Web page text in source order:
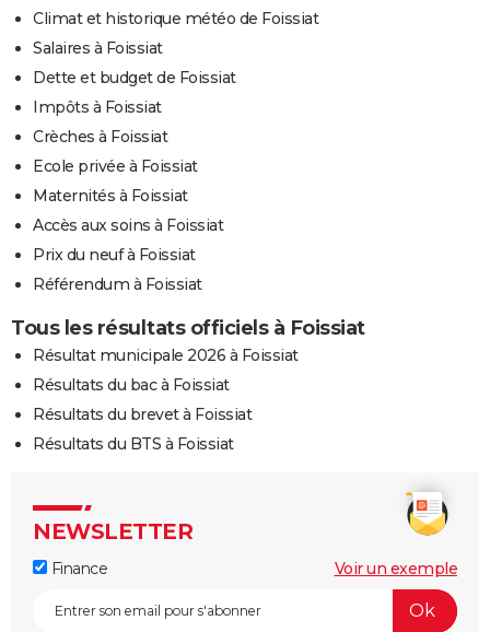
Climat et historique météo de Foissiat
Salaires à Foissiat
Dette et budget de Foissiat
Impôts à Foissiat
Crèches à Foissiat
Ecole privée à Foissiat
Maternités à Foissiat
Accès aux soins à Foissiat
Prix du neuf à Foissiat
Référendum à Foissiat
Tous les résultats officiels à Foissiat
Résultat municipale 2026 à Foissiat
Résultats du bac à Foissiat
Résultats du brevet à Foissiat
Résultats du BTS à Foissiat
NEWSLETTER
Finance Voir un exemple